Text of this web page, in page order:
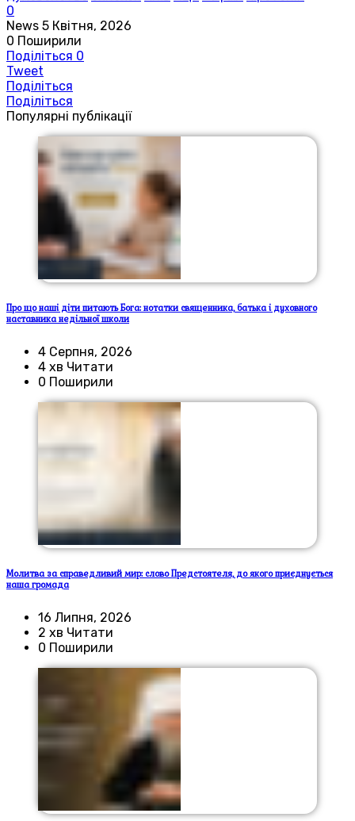
0
News 5 Квітня, 2026
0 Поширили
Поділіться 0
Tweet
Поділіться
Поділіться
Популярні публікації
Про що наші діти питають Бога: нотатки священника, батька і духовного
наставника недільної школи
4 Серпня, 2026
4 хв Читати
0 Поширили
Молитва за справедливий мир: слово Предстоятеля, до якого приєднується
наша громада
16 Липня, 2026
2 хв Читати
0 Поширили